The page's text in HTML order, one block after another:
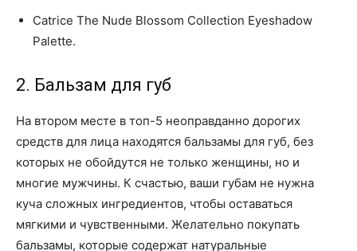
Catrice The Nude Blossom Collection Eyeshadow
Palette.
2. Бальзам для губ
На втором месте в топ-5 неоправданно дорогих
средств для лица находятся бальзамы для губ, без
которых не обойдутся не только женщины, но и
многие мужчины. К счастью, ваши губам не нужна
куча сложных ингредиентов, чтобы оставаться
мягкими и чувственными. Желательно покупать
бальзамы, которые содержат натуральные